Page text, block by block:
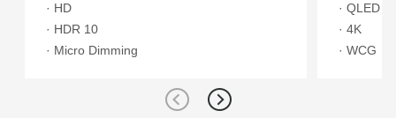
· HD
· HDR 10
· Micro Dimming
· QLED
· 4K
· WCG